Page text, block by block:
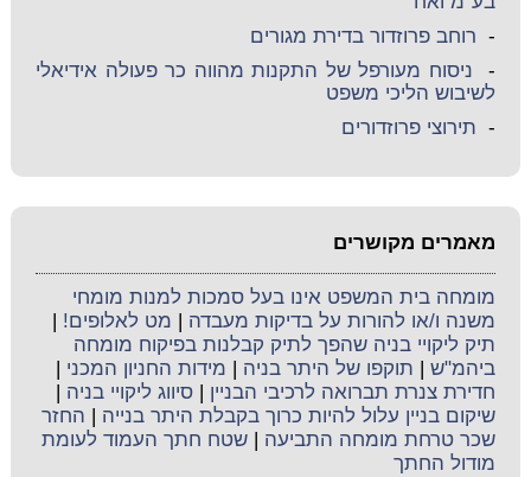
- רוחב פרוזדור בדירת מגורים
- ניסוח מעורפל של התקנות מהווה כר פעולה אידיאלי
לשיבוש הליכי משפט
- תירוצי פרוזדורים
מאמרים מקושרים
מומחה בית המשפט אינו בעל סמכות למנות מומחי
משנה ו/או להורות על בדיקות מעבדה
מט לאלופים!
תיק ליקויי בניה שהפך לתיק קבלנות בפיקוח מומחה
ביהמ"ש
תוקפו של היתר בניה מידות החניון המכני
חדירת צנרת תברואה לרכיבי הבניין |סיווג ליקויי בניה
שיקום בניין עלול להיות כרוך בקבלת היתר בנייה
החזר
שכר טרחת מומחה התביעה |שטח חתך העמוד לעומת
מודול החתך